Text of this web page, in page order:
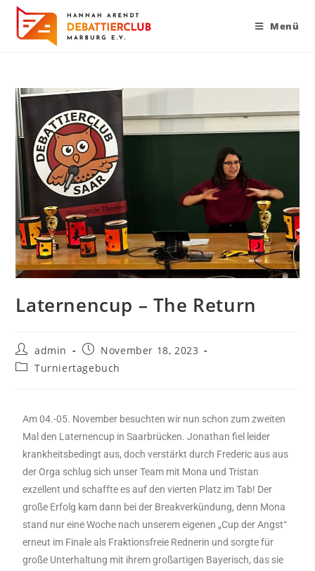
Menü
Laternencup – The Return
admin
November 18, 2023
Turniertagebuch
Am 04.-05. November besuchten wir nun schon zum zweiten
Mal den Laternencup in Saarbrücken. Jonathan fiel leider
krankheitsbedingt aus, doch verstärkt durch Frederic aus aus
der Orga schlug sich unser Team mit Mona und Tristan
exzellent und schaffte es auf den vierten Platz im Tab! Der
große Erfolg kam dann bei der Breakverkündung, denn Mona
stand nur eine Woche nach unserem eigenen „Cup der Angst“
erneut im Finale als Fraktionsfreie Rednerin und sorgte für
große Unterhaltung mit ihrem großartigen Bayerisch, das sie